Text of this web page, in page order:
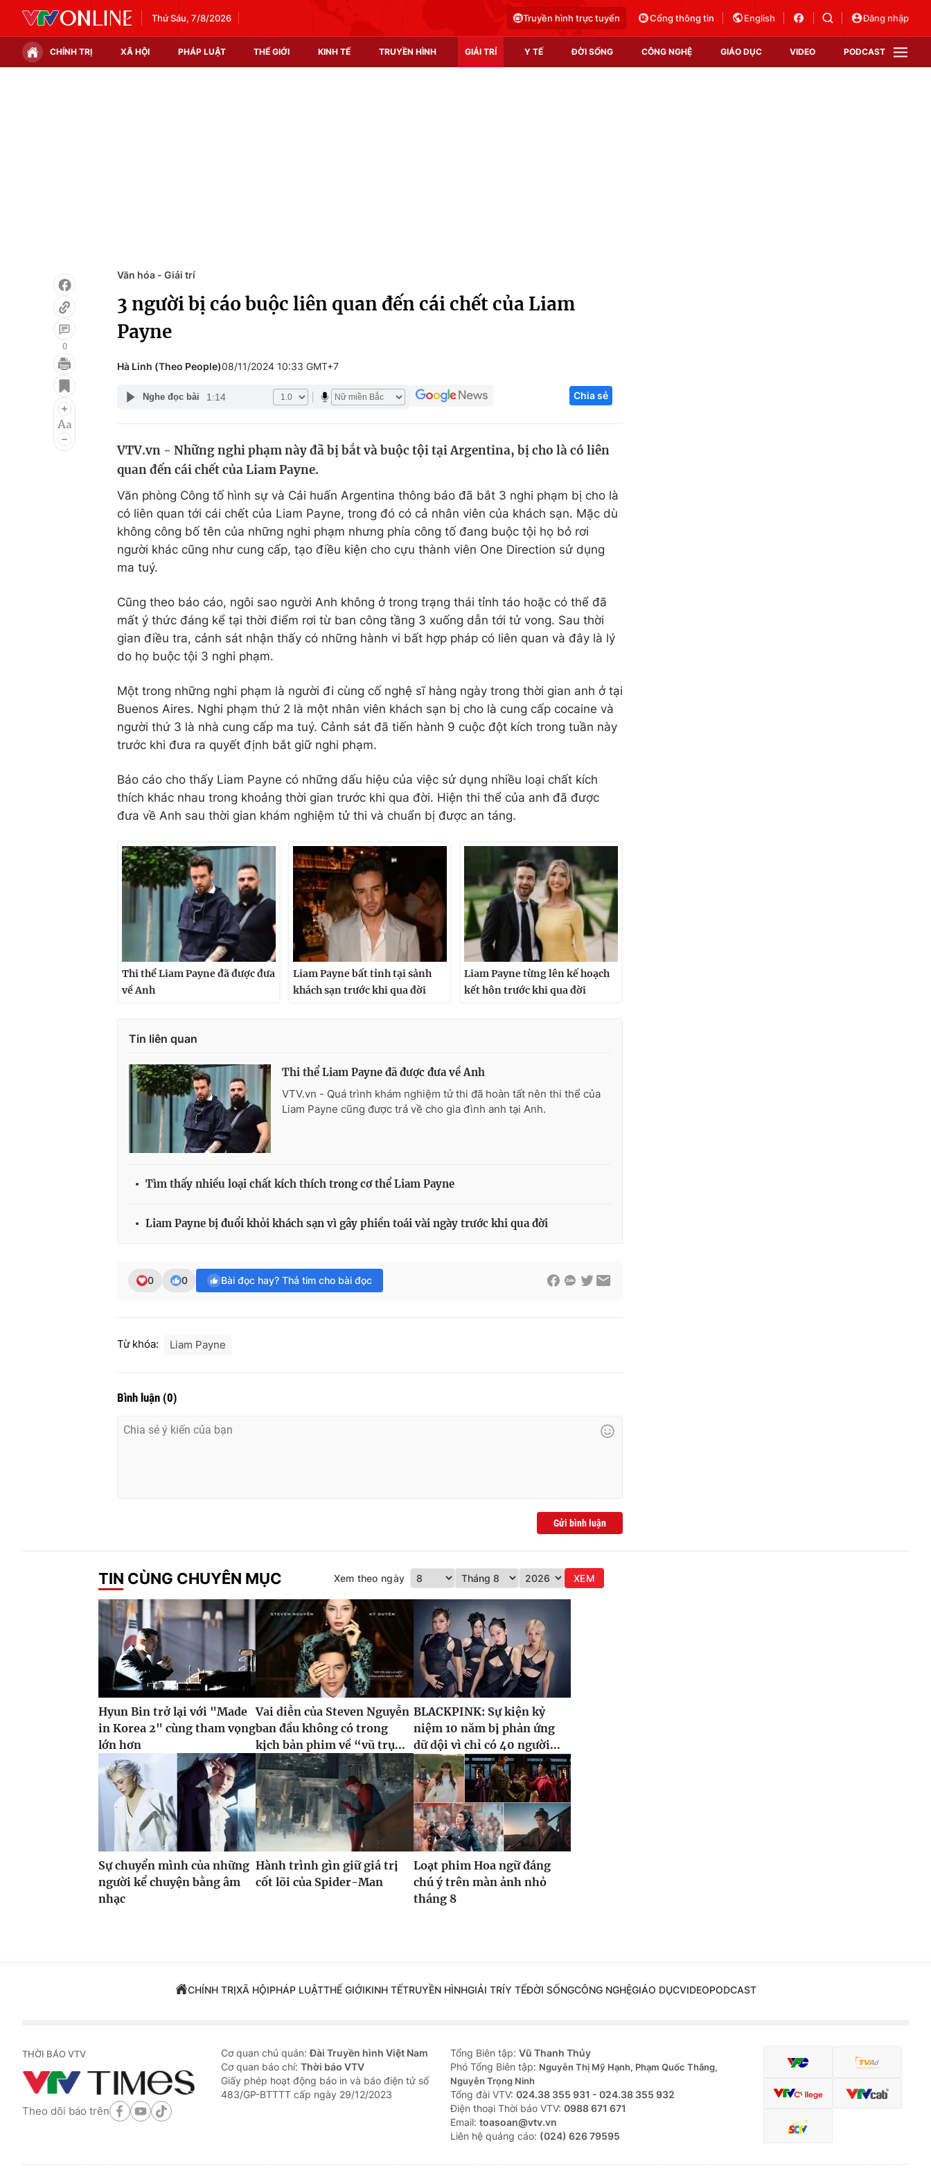
Thứ Sáu, 7/8/2026 Truyền hình trực tuyến Cổng thông tin English Đăng nhập
CHÍNH TRỊ XÃ HỘI PHÁP LUẬT THẾ GIỚI KINH TẾ TRUYỀN HÌNH GIẢI TRÍ Y TẾ ĐỜI SỐNG CÔNG NGHỆ GIÁO DỤC VIDEO PODCAST
Infographic
Điện ảnh
Âm nhạc
Du lịch
Chất lượng cuộc sống
Tuyển sinh
Hitech Công nghệ tương lai
Thị trường
0
Văn hóa - Giải trí
3 người bị cáo buộc liên quan đến cái chết của Liam
Payne
Hà Linh (Theo People)08/11/2024 10:33 GMT+7
Nghe đọc bài 1:14 Chia sẻ
VTV.vn - Những nghi phạm này đã bị bắt và buộc tội tại Argentina, bị cho là có liên
quan đến cái chết của Liam Payne.
Văn phòng Công tố hình sự và Cải huấn Argentina thông báo đã bắt 3 nghi phạm bị cho là
có liên quan tới cái chết của Liam Payne, trong đó có cả nhân viên của khách sạn. Mặc dù
không công bố tên của những nghi phạm nhưng phía công tố đang buộc tội họ bỏ rơi
người khác cũng như cung cấp, tạo điều kiện cho cựu thành viên One Direction sử dụng
ma tuý.
Cũng theo báo cáo, ngôi sao người Anh không ở trong trạng thái tỉnh táo hoặc có thể đã
mất ý thức đáng kể tại thời điểm rơi từ ban công tầng 3 xuống dẫn tới tử vong. Sau thời
gian điều tra, cảnh sát nhận thấy có những hành vi bất hợp pháp có liên quan và đây là lý
do họ buộc tội 3 nghi phạm.
Một trong những nghi phạm là người đi cùng cố nghệ sĩ hàng ngày trong thời gian anh ở tại
Buenos Aires. Nghi phạm thứ 2 là một nhân viên khách sạn bị cho là cung cấp cocaine và
người thứ 3 là nhà cung cấp ma tuý. Cảnh sát đã tiến hành 9 cuộc đột kích trong tuần này
trước khi đưa ra quyết định bắt giữ nghi phạm.
Báo cáo cho thấy Liam Payne có những dấu hiệu của việc sử dụng nhiều loại chất kích
thích khác nhau trong khoảng thời gian trước khi qua đời. Hiện thi thể của anh đã được
đưa về Anh sau thời gian khám nghiệm tử thi và chuẩn bị được an táng.
Thi thể Liam Payne đã được đưa
về Anh
Liam Payne bất tỉnh tại sảnh
khách sạn trước khi qua đời
Liam Payne từng lên kế hoạch
kết hôn trước khi qua đời
Tin liên quan
Thi thể Liam Payne đã được đưa về Anh
VTV.vn - Quá trình khám nghiệm tử thi đã hoàn tất nên thi thể của
Liam Payne cũng được trả về cho gia đình anh tại Anh.
Tìm thấy nhiều loại chất kích thích trong cơ thể Liam Payne
Liam Payne bị đuổi khỏi khách sạn vì gây phiền toái vài ngày trước khi qua đời
0 0 Bài đọc hay? Thả tim cho bài đọc
Từ khóa: Liam Payne
Bình luận (0)
Gửi bình luận
TIN CÙNG CHUYÊN MỤC Xem theo ngày XEM
Hyun Bin trở lại với "Made
in Korea 2" cùng tham vọng
lớn hơn
Vai diễn của Steven Nguyễn
ban đầu không có trong
kịch bản phim về “vũ trụ...
BLACKPINK: Sự kiện kỷ
niệm 10 năm bị phản ứng
dữ dội vì chỉ có 40 người...
Sự chuyển mình của những
người kể chuyện bằng âm
nhạc
Hành trình gìn giữ giá trị
cốt lõi của Spider-Man
Loạt phim Hoa ngữ đáng
chú ý trên màn ảnh nhỏ
tháng 8
CHÍNH TRỊXÃ HỘIPHÁP LUẬTTHẾ GIỚIKINH TẾTRUYỀN HÌNHGIẢI TRÍY TẾĐỜI SỐNGCÔNG NGHỆGIÁO DỤCVIDEOPODCAST
THỜI BÁO VTV
Theo dõi báo trên
Cơ quan chủ quản:Đài Truyền hình Việt Nam
Cơ quan báo chí: Thời báo VTV
Giấy phép hoạt động báo in và báo điện tử số
483/GP-BTTTT cấp ngày 29/12/2023
Tổng Biên tập: Vũ Thanh Thủy
Phó Tổng Biên tập: Nguyễn Thị Mỹ Hạnh, Phạm Quốc Thắng,
Nguyễn Trọng Ninh
Tổng đài VTV: 024.38 355 931 - 024.38 355 932
Ðiện thoại Thời báo VTV: 0988 671 671
Email: toasoan@vtv.vn
Liên hệ quảng cáo: (024) 626 79595